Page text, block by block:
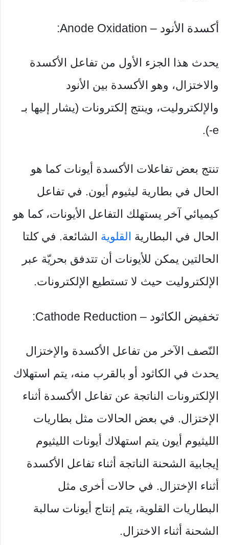
أكسدة الأنود – Anode Oxidation:
يحدث هذا الجزء الأول من تفاعل الأكسدة
والاختزال، وهو الأكسدة بين الأنود
والإلكتروليت، وينتج إلكترونات (يشار إليها بـ
e-).
تنتج بعض تفاعلات الأكسدة أيونات كما هو
الحال في بطارية ليثيوم أيون. في تفاعل
كيميائي آخر يستهلك التفاعل الأيونات، كما هو
الحال في البطارية القلوية الشائعة. في كلتا
الحالتين يمكن للأيونات أن تتدفق بحريّة عبر
الإلكتروليت حيث لا تستطيع الإلكترونات.
تخفيض الكاثود – Cathode Reduction:
النّصف الآخر من تفاعل الأكسدة والإختزال
يحدث في الكاثود أو بالقرب منه، يتم استهلاك
الإلكترونات الناتجة عن تفاعل الأكسدة أثناء
الإختزال. في بعض الحالات مثل بطاريات
الليثيوم أيون يتم استهلاك أيونات الليثيوم
إيجابية الشحنة الناتجة أثناء تفاعل الأكسدة
أثناء الإختزال. في حالات أخرى مثل
البطاريات القلوية، يتم إنتاج أيونات سالبة
الشحنة أثناء الاختزال.